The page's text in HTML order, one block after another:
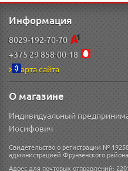
Информация
8029-192-70-70
+375 29 858-00-18
Карта сайта
О магазине
Индивидуальный
Иосифович
Свидетельство о регистрации №
администрацией Фрунзенского
Адрес для почтовых отправлений: